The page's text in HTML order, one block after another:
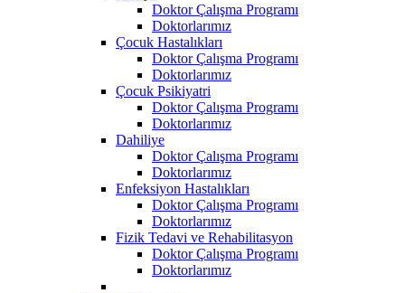
Doktor Çalışma Programı
Doktorlarımız
Çocuk Hastalıkları
Doktor Çalışma Programı
Doktorlarımız
Çocuk Psikiyatri
Doktor Çalışma Programı
Doktorlarımız
Dahiliye
Doktor Çalışma Programı
Doktorlarımız
Enfeksiyon Hastalıkları
Doktor Çalışma Programı
Doktorlarımız
Fizik Tedavi ve Rehabilitasyon
Doktor Çalışma Programı
Doktorlarımız